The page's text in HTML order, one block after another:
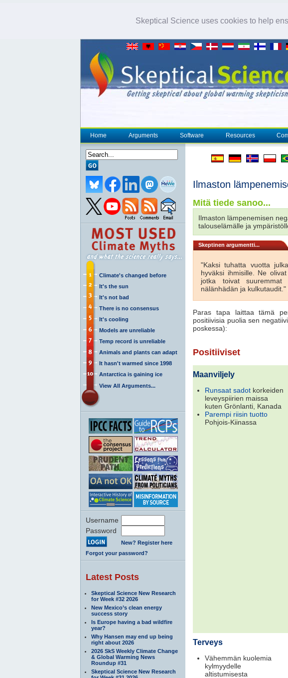
Skeptical Science uses cookies to help
Home Arguments Software Resources
Climate's changed before
It's the sun
It's not bad
There is no consensus
It's cooling
Models are unreliable
Temp record is unreliable
Animals and plants can adapt
It hasn't warmed since 1998
Antarctica is gaining ice
View All Arguments...
Username
Password
New? Register here
Forgot your password?
Latest Posts
Skeptical Science New Research
for Week #32 2026
New Mexico’s clean energy
success story
Is Europe having a bad wildfire
year?
Why Hansen may end up being
right about 2026
2026 SkS Weekly Climate Change
& Global Warming News
Roundup #31
Skeptical Science New Research
Ilmaston
Mitä tiede sanoo...
Ilmaston lämpenemisen
talouselämälle ja
Skeptinen argumentti...
"Kaksi tuhatta vuotta
hyväksi ihmisille. Ne
jotka toivat suuremmat
nälänhädän ja kulkutaudit."
Paras tapa laittaa tämä
positiivisia puolia sen
poskessa):
Positiiviset
Maanviljely
Runsaat sadot korkeiden
leveyspiirien maissa
kuten Grönlanti, Kanada
Parempi riisin tuotto
Pohjois-Kiinassa
Terveys
Vähemmän kuolemia
kylmyydelle
altistumisesta